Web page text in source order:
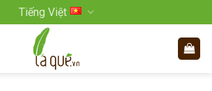
Tiếng Việt